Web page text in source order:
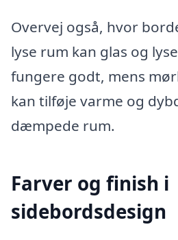
Overvej også, hvor
lyse rum kan glas og
fungere godt, mens
kan tilføje varme og
dæmpede rum.
Farver og finish i
sidebordsdesign